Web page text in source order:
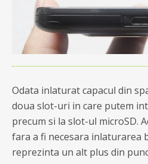
Odata inlaturat capacul din
doua slot-uri in care putem
precum si la slot-ul microSD.
fara a fi necesara inlaturarea
reprezinta un alt plus din